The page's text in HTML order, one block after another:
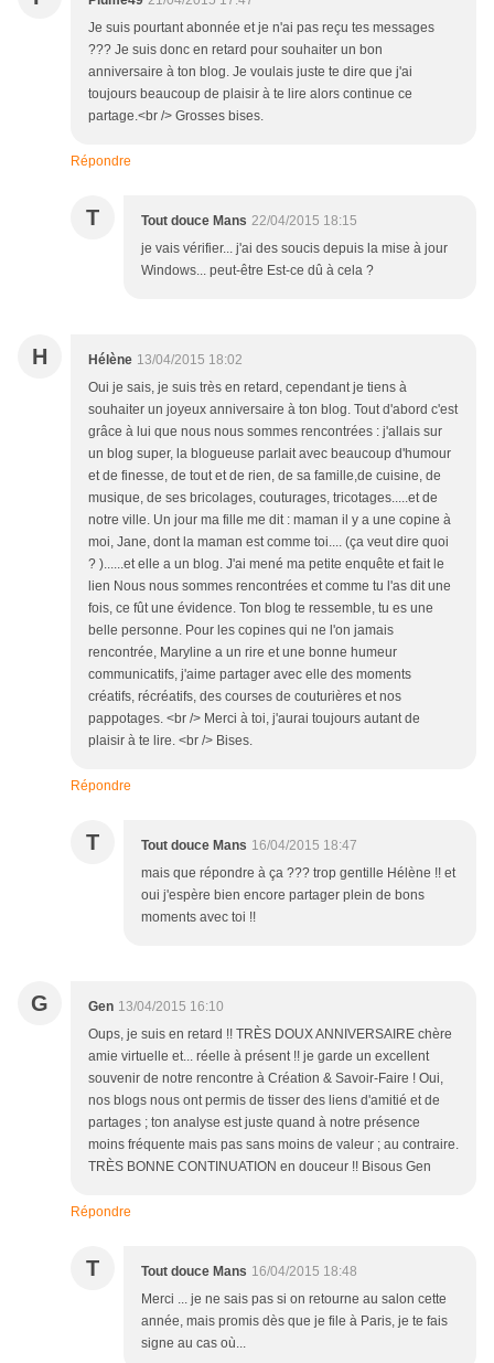
Je suis pourtant abonnée et je n'ai pas reçu tes messages
??? Je suis donc en retard pour souhaiter un bon
anniversaire à ton blog. Je voulais juste te dire que j'ai
toujours beaucoup de plaisir à te lire alors continue ce
partage.<br /> Grosses bises.
Répondre
T Tout douce Mans 22/04/2015 18:15
je vais vérifier... j'ai des soucis depuis la mise à jour
Windows... peut-être Est-ce dû à cela ?
H Hélène 13/04/2015 18:02
Oui je sais, je suis très en retard, cependant je tiens à
souhaiter un joyeux anniversaire à ton blog. Tout d'abord c'est
grâce à lui que nous nous sommes rencontrées : j'allais sur
un blog super, la blogueuse parlait avec beaucoup d'humour
et de finesse, de tout et de rien, de sa famille,de cuisine, de
musique, de ses bricolages, couturages, tricotages.....et de
notre ville. Un jour ma fille me dit : maman il y a une copine à
moi, Jane, dont la maman est comme toi.... (ça veut dire quoi
? )......et elle a un blog. J'ai mené ma petite enquête et fait le
lien Nous nous sommes rencontrées et comme tu l'as dit une
fois, ce fût une évidence. Ton blog te ressemble, tu es une
belle personne. Pour les copines qui ne l'on jamais
rencontrée, Maryline a un rire et une bonne humeur
communicatifs, j'aime partager avec elle des moments
créatifs, récréatifs, des courses de couturières et nos
pappotages. <br /> Merci à toi, j'aurai toujours autant de
plaisir à te lire. <br /> Bises.
Répondre
T Tout douce Mans 16/04/2015 18:47
mais que répondre à ça ??? trop gentille Hélène !! et
oui j'espère bien encore partager plein de bons
moments avec toi !!
G Gen 13/04/2015 16:10
Oups, je suis en retard !! TRÈS DOUX ANNIVERSAIRE chère
amie virtuelle et... réelle à présent !! je garde un excellent
souvenir de notre rencontre à Création & Savoir-Faire ! Oui,
nos blogs nous ont permis de tisser des liens d'amitié et de
partages ; ton analyse est juste quand à notre présence
moins fréquente mais pas sans moins de valeur ; au contraire.
TRÈS BONNE CONTINUATION en douceur !! Bisous Gen
Répondre
T Tout douce Mans 16/04/2015 18:48
Merci ... je ne sais pas si on retourne au salon cette
année, mais promis dès que je file à Paris, je te fais
signe au cas où...